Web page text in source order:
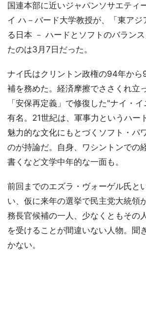
国連本部に近いジャパンソサエティ
イ ハ－バード大学教授が、「東アジ
る日本 － ハードとソフトのバラン
たのは3月7日だった。
ナイ氏はクリントン政権の94年から
補を務めた。経済摩擦でささくれ立
「安保再定義」で修復した"ナイ・
有名。21世紀は、軍事力というハー
魅力的な文化にもとづくソフト・パ
のが持論だ。自身、ワシントンでの
書くなど文学中年的な一面も。
前回までのエズラ・ヴォーゲル氏と
い、仮に来年の選挙で民主党大統領
務長官候補の一人、少なくともその
を受けることが間違いない人物。聞
かない。